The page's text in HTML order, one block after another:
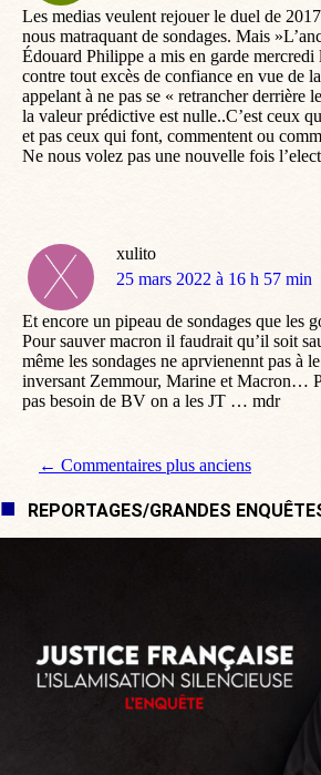
Les medias veulent rejouer le duel de
nous matraquant de sondages. Mais
Édouard Philippe a mis en garde mercredi
contre tout excès de confiance en vue de
appelant à ne pas se « retrancher derrière
la valeur prédictive est nulle..C’est ceux
et pas ceux qui font, commentent ou
Ne nous volez pas une nouvelle fois
xulito
dit
25 mars 2022 à 16 h 57 min
Et encore un pipeau de sondages que les
Pour sauver macron il faudrait qu’il soit
même les sondages ne aprvienennt pas à
inversant Zemmour, Marine et Macron…
pas besoin de BV on a les JT … mdr
Navigation de commentaire
← Commentaires plus anciens
REPORTAGES/GRANDES